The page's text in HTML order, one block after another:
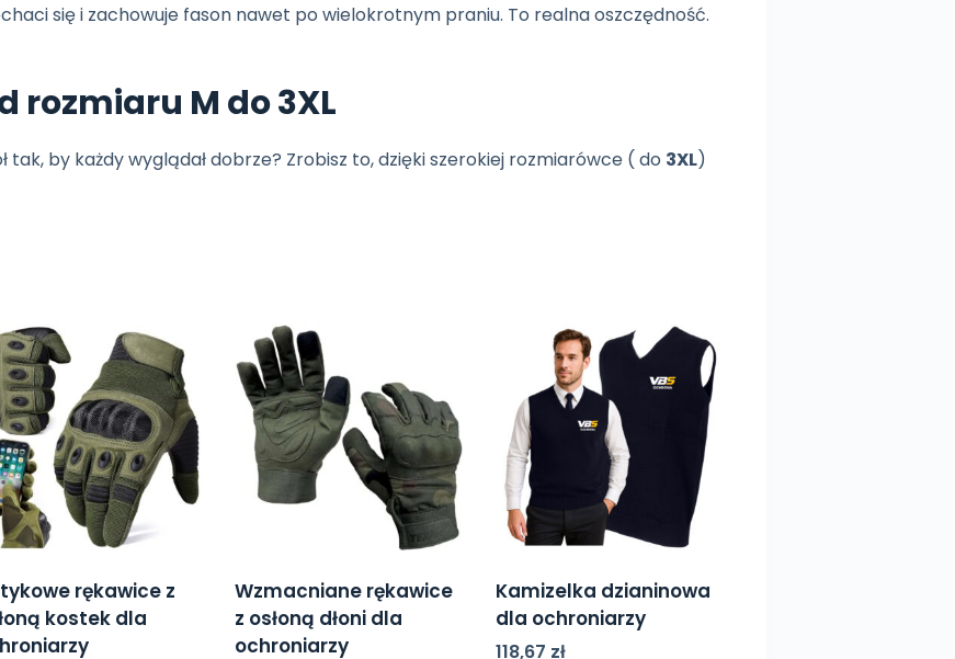
się i zachowuje fason nawet po wielokrotnym praniu. To realna oszczędność.
rozmiaru M do 3XL
tak, by każdy wyglądał dobrze? Zrobisz to, dzięki szerokiej rozmiarówce ( do 3XL)
rękawice z
kostek dla
Wzmacniane rękawice
z osłoną dłoni dla
ochroniarzy
Kamizelka dzianinowa
dla ochroniarzy
118,67 zł